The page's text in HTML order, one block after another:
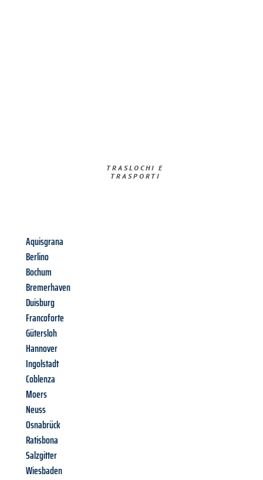
TRASLOCHI E
TRASPORTI​
Aquisgrana
Berlino
Bochum
Bremerhaven
Duisburg
Francoforte
Gütersloh
Hannover
Ingolstadt
Coblenza
Moers
Neuss
Osnabrück
Ratisbona
Salzgitter
Wiesbaden